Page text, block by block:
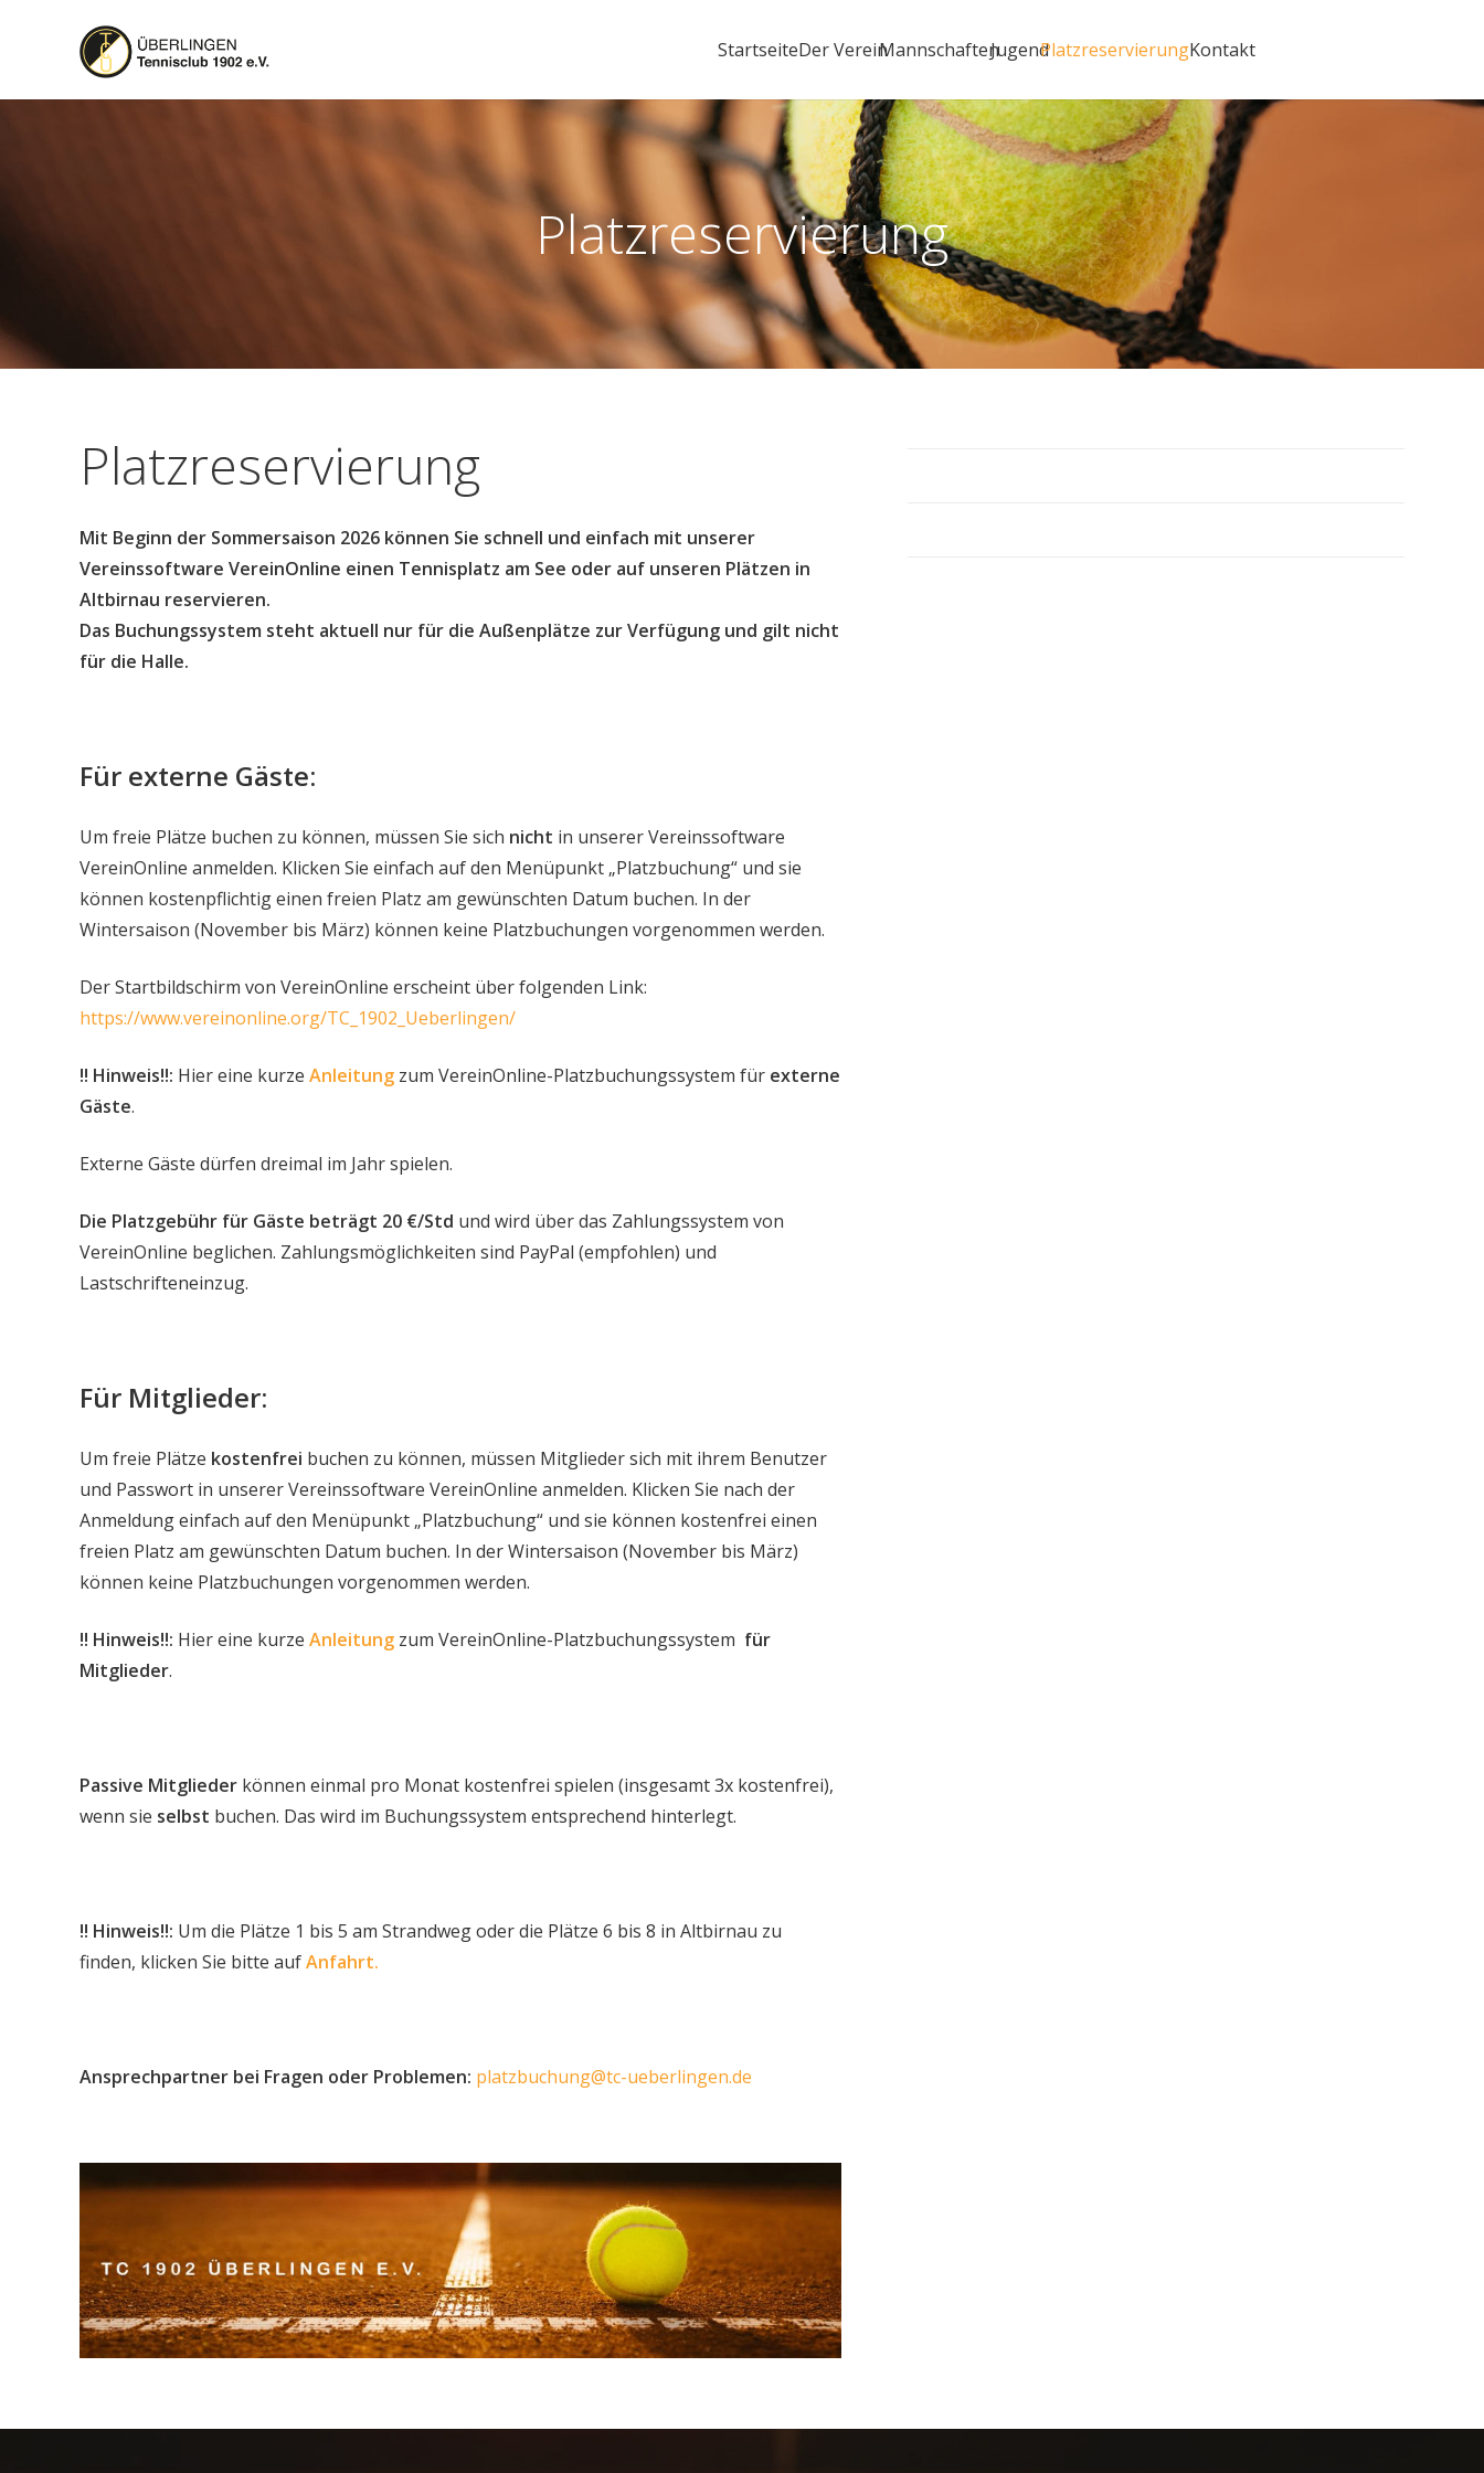
StartseiteDer VereinMannschaftenJugendPlatzreservierungKontakt
Platzreservierung
Platzreservierung
Mit Beginn der Sommersaison 2026 können Sie schnell und einfach mit unserer
Vereinssoftware VereinOnline einen Tennisplatz am See oder auf unseren Plätzen in
Altbirnau reservieren.
Das Buchungssystem steht aktuell nur für die Außenplätze zur Verfügung und gilt nicht
für die Halle.
Für externe Gäste:
Um freie Plätze buchen zu können, müssen Sie sich nicht in unserer Vereinssoftware
VereinOnline anmelden. Klicken Sie einfach auf den Menüpunkt „Platzbuchung“ und sie
können kostenpflichtig einen freien Platz am gewünschten Datum buchen. In der
Wintersaison (November bis März) können keine Platzbuchungen vorgenommen werden.
Der Startbildschirm von VereinOnline erscheint über folgenden Link:
https://www.vereinonline.org/TC_1902_Ueberlingen/
!! Hinweis!!: Hier eine kurze Anleitung zum VereinOnline-Platzbuchungssystem für externe
Gäste.
Externe Gäste dürfen dreimal im Jahr spielen.
Die Platzgebühr für Gäste beträgt 20 €/Std und wird über das Zahlungssystem von
VereinOnline beglichen. Zahlungsmöglichkeiten sind PayPal (empfohlen) und
Lastschrifteneinzug.
Für Mitglieder:
Um freie Plätze kostenfrei buchen zu können, müssen Mitglieder sich mit ihrem Benutzer
und Passwort in unserer Vereinssoftware VereinOnline anmelden. Klicken Sie nach der
Anmeldung einfach auf den Menüpunkt „Platzbuchung“ und sie können kostenfrei einen
freien Platz am gewünschten Datum buchen. In der Wintersaison (November bis März)
können keine Platzbuchungen vorgenommen werden.
!! Hinweis!!: Hier eine kurze Anleitung zum VereinOnline-Platzbuchungssystem für
Mitglieder.
Passive Mitglieder können einmal pro Monat kostenfrei spielen (insgesamt 3x kostenfrei),
wenn sie selbst buchen. Das wird im Buchungssystem entsprechend hinterlegt.
!! Hinweis!!: Um die Plätze 1 bis 5 am Strandweg oder die Plätze 6 bis 8 in Altbirnau zu
finden, klicken Sie bitte aufAnfahrt.
Ansprechpartner bei Fragen oder Problemen: platzbuchung@tc-ueberlingen.de